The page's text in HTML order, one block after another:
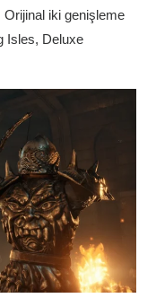
iki genişleme
Isles, Deluxe